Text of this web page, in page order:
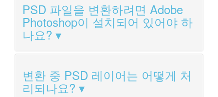
PSD 파일을 변환하려면 Adobe
Photoshop이 설치되어 있어야 하
나요?
변환 중 PSD 레이어는 어떻게 처
리되나요?